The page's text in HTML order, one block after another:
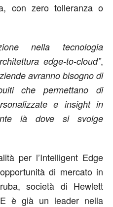
con zero tolleranza o
nella tecnologia
edge-to-cloud”,
avranno bisogno di
che permettano di
e insight in
là dove si svolge
per l’Intelligent Edge
di mercato in
società di Hewlett
è già un leader nella